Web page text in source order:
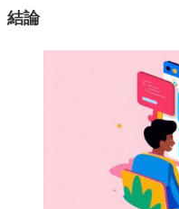
結論